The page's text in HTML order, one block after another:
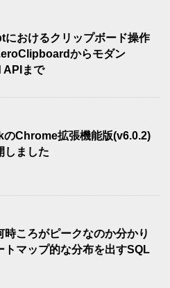
おけるクリップボード操作
からモダン
まで
Chrome拡張機能版(v6.0.2)
しました
時ころがピークなのか分かり
トマップ的な分布を出すSQL